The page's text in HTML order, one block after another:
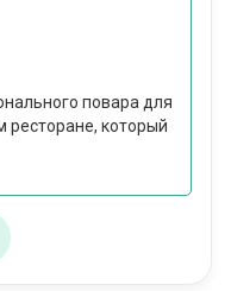
повара для
который